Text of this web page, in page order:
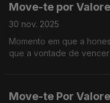
Move-te por
30 nov. 2025
Momento em que a
que a vontade de
Move-te Por